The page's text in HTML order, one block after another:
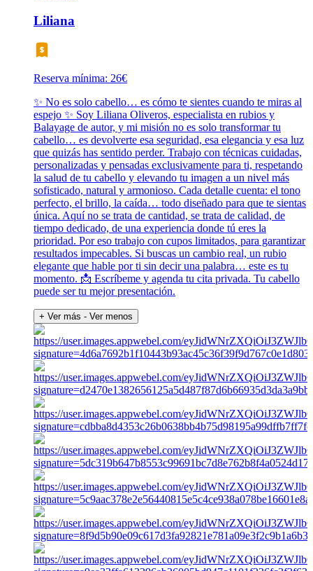
Liliana
Reserva mínima: 26€
✨ No es solo cabello… es cómo te sientes cuando te miras al
espejo ✨ Soy Liliana Oliveros, especialista en rubios y
Balayage de autor, y mi misión no es solo transformar tu
cabello… es devolverte esa seguridad, esa elegancia y esa luz
que quizás has sentido perder. Trabajo con técnicas cuidadas,
personalizadas y pensadas exclusivamente para ti, respetando
la salud de tu cabello y elevando tu imagen a un nivel más
sofisticado, natural y armonioso. Cada detalle cuenta: el tono
perfecto, el brillo, la caída… todo diseñado para que te sientas
única. Aquí no se trata de cantidad, se trata de calidad, de
tiempo dedicado, de una experiencia donde tú eres la
prioridad. Por eso trabajo con cupos limitados, para garantizar
resultados impecables. Si buscas un cambio real, un rubio
elegante que hable por ti sin decir una palabra… este es tu
momento. 📩 Escríbeme y agenda tu cita privada. Tu cabello
puede ser tu mejor presentación.
+ Ver más - Ver menos